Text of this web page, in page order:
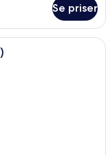
Se priser
badeværelse med et